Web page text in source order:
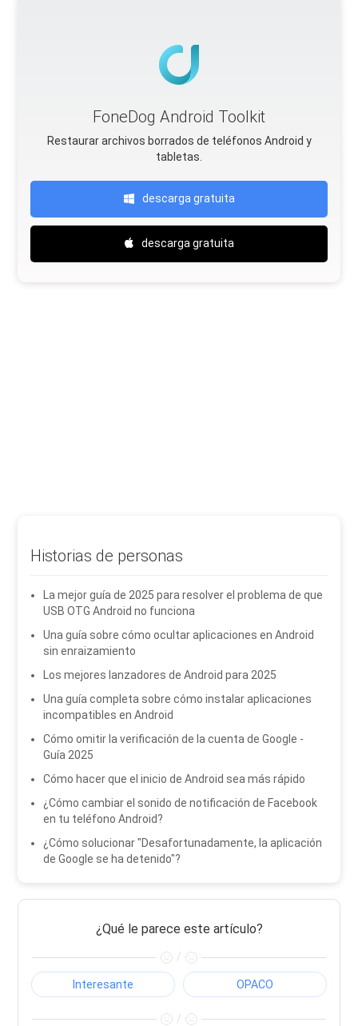
FoneDog Android Toolkit
Restaurar archivos borrados de teléfonos Android y
tabletas.
descarga gratuita
descarga gratuita
Historias de personas
La mejor guía de 2025 para resolver el problema de que
USB OTG Android no funciona
Una guía sobre cómo ocultar aplicaciones en Android
sin enraizamiento
Los mejores lanzadores de Android para 2025
Una guía completa sobre cómo instalar aplicaciones
incompatibles en Android
Cómo omitir la verificación de la cuenta de Google -
Guía 2025
Cómo hacer que el inicio de Android sea más rápido
¿Cómo cambiar el sonido de notificación de Facebook
en tu teléfono Android?
¿Cómo solucionar "Desafortunadamente, la aplicación
de Google se ha detenido"?
¿Qué le parece este artículo?
/
Interesante OPACO
/